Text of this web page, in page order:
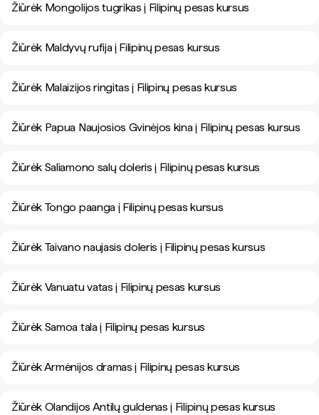
Žiūrėk Mongolijos tugrikas į Filipinų pesas kursus
Žiūrėk Maldyvų rufija į Filipinų pesas kursus
Žiūrėk Malaizijos ringitas į Filipinų pesas kursus
Žiūrėk Papua Naujosios Gvinėjos kina į Filipinų pesas kursus
Žiūrėk Saliamono salų doleris į Filipinų pesas kursus
Žiūrėk Tongo paanga į Filipinų pesas kursus
Žiūrėk Taivano naujasis doleris į Filipinų pesas kursus
Žiūrėk Vanuatu vatas į Filipinų pesas kursus
Žiūrėk Samoa tala į Filipinų pesas kursus
Žiūrėk Armėnijos dramas į Filipinų pesas kursus
Žiūrėk Olandijos Antilų guldenas į Filipinų pesas kursus